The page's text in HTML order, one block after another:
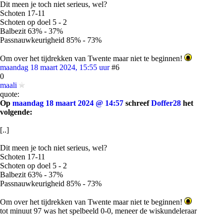
Dit meen je toch niet serieus, wel?
Schoten 17-11
Schoten op doel 5 - 2
Balbezit 63% - 37%
Passnauwkeurigheid 85% - 73%
Om over het tijdrekken van Twente maar niet te beginnen!
maandag 18 maart 2024, 15:55 uur #6
0
maali
quote:
Op maandag 18 maart 2024 @ 14:57 schreefDoffer28 het
volgende:
[..]
Dit meen je toch niet serieus, wel?
Schoten 17-11
Schoten op doel 5 - 2
Balbezit 63% - 37%
Passnauwkeurigheid 85% - 73%
Om over het tijdrekken van Twente maar niet te beginnen!
tot minuut 97 was het spelbeeld 0-0, meneer de wiskundeleraar